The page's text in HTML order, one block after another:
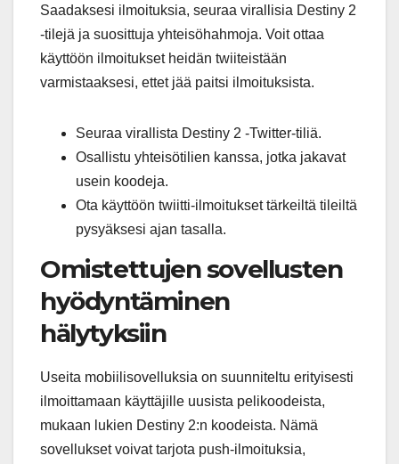
Saadaksesi ilmoituksia, seuraa virallisia Destiny 2
-tilejä ja suosittuja yhteisöhahmoja. Voit ottaa
käyttöön ilmoitukset heidän twiiteistään
varmistaaksesi, ettet jää paitsi ilmoituksista.
Seuraa virallista Destiny 2 -Twitter-tiliä.
Osallistu yhteisötilien kanssa, jotka jakavat
usein koodeja.
Ota käyttöön twiitti-ilmoitukset tärkeiltä tileiltä
pysyäksesi ajan tasalla.
Omistettujen sovellusten
hyödyntäminen
hälytyksiin
Useita mobiilisovelluksia on suunniteltu erityisesti
ilmoittamaan käyttäjille uusista pelikoodeista,
mukaan lukien Destiny 2:n koodeista. Nämä
sovellukset voivat tarjota push-ilmoituksia,